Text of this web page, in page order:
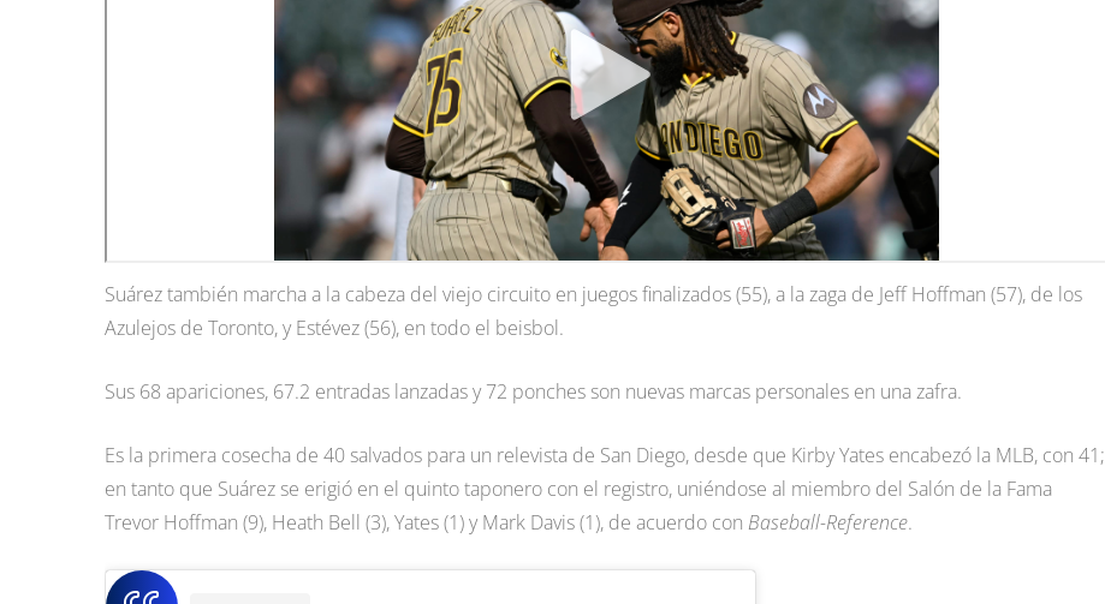
Suárez también marcha a la cabeza del viejo circuito en juegos finalizados (55), a la zaga de Jeff Hoffman (57), de los
Azulejos de Toronto, y Estévez (56), en todo el beisbol.
Sus 68 apariciones, 67.2 entradas lanzadas y 72 ponches son nuevas marcas personales en una zafra.
Es la primera cosecha de 40 salvados para un relevista de San Diego, desde que Kirby Yates encabezó la MLB, con 41;
en tanto que Suárez se erigió en el quinto taponero con el registro, uniéndose al miembro del Salón de la Fama
Trevor Hoffman (9), Heath Bell (3), Yates (1) y Mark Davis (1), de acuerdo con Baseball-Reference.